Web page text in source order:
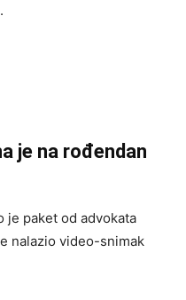
je na rođendan
je paket od advokata
nalazio video-snimak